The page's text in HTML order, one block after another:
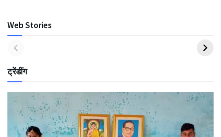
Web Stories
ट्रेंडींग